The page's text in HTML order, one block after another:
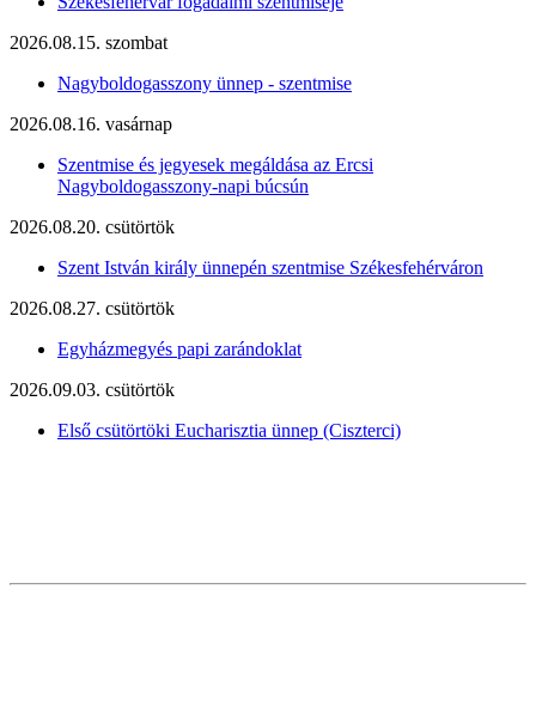
2026.08.15. szombat
Nagyboldogasszony ünnep - szentmise
2026.08.16. vasárnap
Szentmise és jegyesek megáldása az Ercsi
Nagyboldogasszony-napi búcsún
2026.08.20. csütörtök
Szent István király ünnepén szentmise Székesfehérváron
2026.08.27. csütörtök
Egyházmegyés papi zarándoklat
2026.09.03. csütörtök
Első csütörtöki Eucharisztia ünnep (Ciszterci)